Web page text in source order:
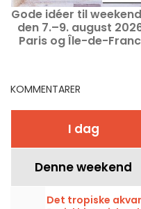
Gode idéer til
den 7.–9. august
Paris og Île-de-
KOMMENTARER
I dag
Denne weekend
Det tropiske